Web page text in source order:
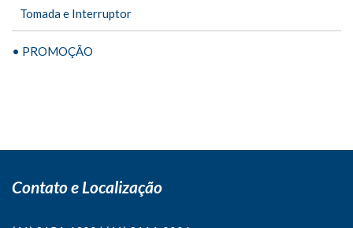
Tomada e Interruptor
• PROMOÇÃO
Contato e Localização